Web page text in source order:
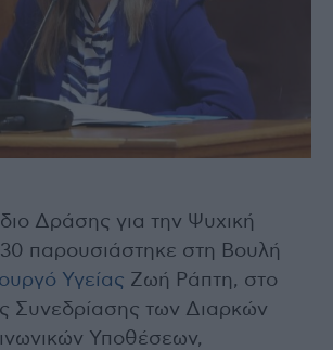
Δράσης για την Ψυχική
παρουσιάστηκε στη Βουλή
Υγείας Ζωή Ράπτη, στο
Συνεδρίασης των Διαρκών
Υποθέσεων,